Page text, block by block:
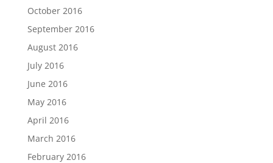
October 2016
September 2016
August 2016
July 2016
June 2016
May 2016
April 2016
March 2016
February 2016